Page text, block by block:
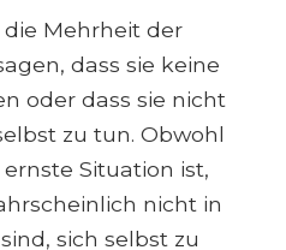
Mehrheit der
dass sie keine
oder dass sie nicht
zu tun. Obwohl
Situation ist,
nicht in
sich selbst zu